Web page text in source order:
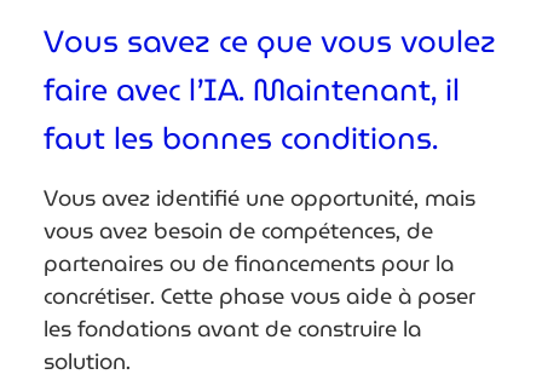
Vous savez ce que vous voulez
faire avec l’IA. Maintenant, il
faut les bonnes conditions.
Vous avez identifié une opportunité, mais
vous avez besoin de compétences, de
partenaires ou de financements pour la
concrétiser. Cette phase vous aide à poser
les fondations avant de construire la
solution.